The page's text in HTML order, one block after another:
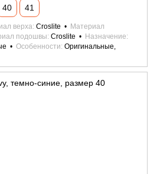
40 41
верха Croslite
Материал
подошвы Croslite
Назначение
Особенности Оригинальные,